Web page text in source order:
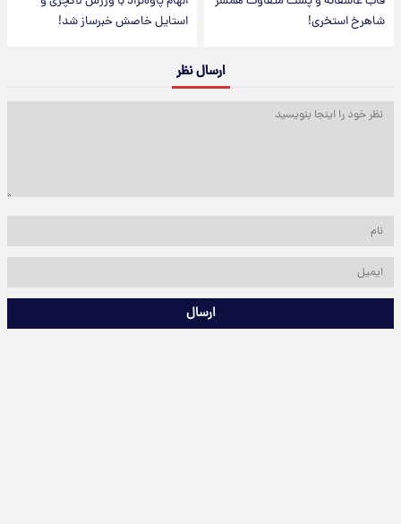
شاهرخ استخری!
استایل خاصش خبرساز شد!
ارسال نظر
ارسال